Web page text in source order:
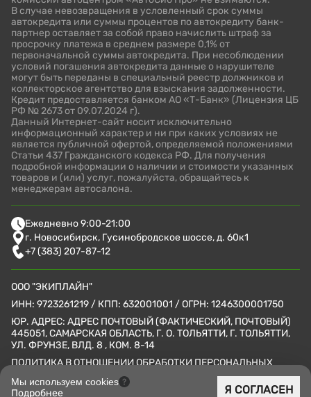
В случае невозвращения в условленный срок суммы
автокредита или суммы процентов по автокредиту банк-
партнер оставляет за собой право начислить штраф за
просрочку платежа в среднем размере 0,1% от
первоначальной суммы автокредита. При несоблюдении
условий погашения автокредита данные о нарушителе
могут быть переданы в специальный реестр должников и
коллекторское агентство для взыскания задолженности.
Кредит предоставляется банком АО «Т-Банк» (Лицензия ЦБ
РФ № 2673 от 09.07.2024 г).
Данный Интернет-сайт носит исключительно
информационный характер и ни при каких условиях не
является публичной офертой, определяемой положениями
Статьи 437 Гражданского кодекса РФ. Для получения
подробной информации о наличии и стоимости указанных
товаров и (или) услуг, пожалуйста, обращайтесь к
менеджерам автосалона.
Ежедневно 9:00-21:00
г. Новосибирск, Гусинобродское шоссе, д. 60к1
+7 (383) 207-87-12
ООО "ЭКИПЛАЙН"
ИНН: 9723261219 / КПП: 632001001 / ОГРН: 1246300001750
ЮР. АДРЕС: АДРЕС ПОЧТОВЫЙ (ФАКТИЧЕСКИЙ, ПОЧТОВЫЙ)
445051, САМАРСКАЯ ОБЛАСТЬ, Г. О. ТОЛЬЯТТИ, Г. ТОЛЬЯТТИ,
УЛ. ФРУНЗЕ, ВЛД. 8 , КОМ. 8-14
ПОЛИТИКА В ОТНОШЕНИИ ОБРАБОТКИ ПЕРСОНАЛЬНЫХ
СОГЛАСИЕ НА РЕКЛАМНУЮ РАССЫЛКУ
Мы используем cookies
Подробнее Я СОГЛАСЕН